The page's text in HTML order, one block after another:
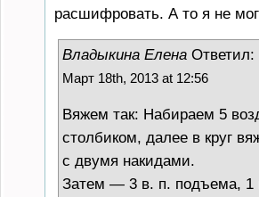
расшифровать. А то я не
Владыкина Елена Ответил:
Март 18th, 2013 at 12:56
Вяжем так: Набираем 5
столбиком, далее в круг
с двумя накидами.
Затем — 3 в. п. подъема, 1